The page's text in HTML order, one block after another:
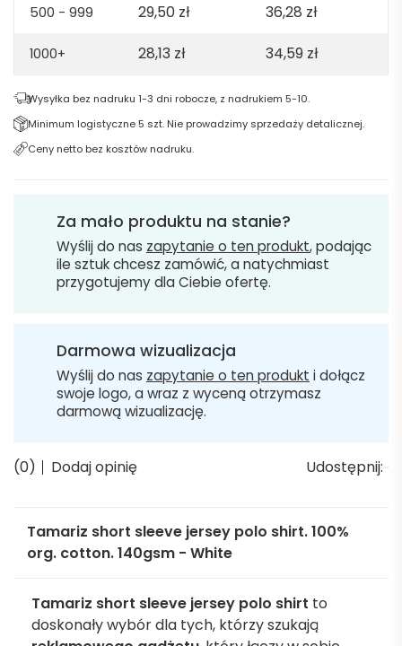
500 - 999 29,50 zł 36,28 zł
1000+ 28,13 zł 34,59 zł
Wysyłka bez nadruku 1-3 dni robocze, z nadrukiem 5-10.
Minimum logistyczne 5 szt. Nie prowadzimy sprzedaży detalicznej.
Ceny netto bez kosztów nadruku.
Za mało produktu na stanie?
Wyślij do nas zapytanie o ten produkt, podając
ile sztuk chcesz zamówić, a natychmiast
przygotujemy dla Ciebie ofertę.
Darmowa wizualizacja
Wyślij do nas zapytanie o ten produkt i dołącz
swoje logo, a wraz z wyceną otrzymasz
darmową wizualizację.
(0) Dodaj opinię Udostępnij:
Tamariz short sleeve jersey polo shirt. 100%
org. cotton. 140gsm - White
Tamariz short sleeve jersey polo shirt to
doskonały wybór dla tych, którzy szukają